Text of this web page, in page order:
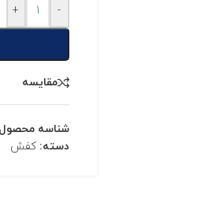
-
+
مقایسه
شناسه
دسته: کفش